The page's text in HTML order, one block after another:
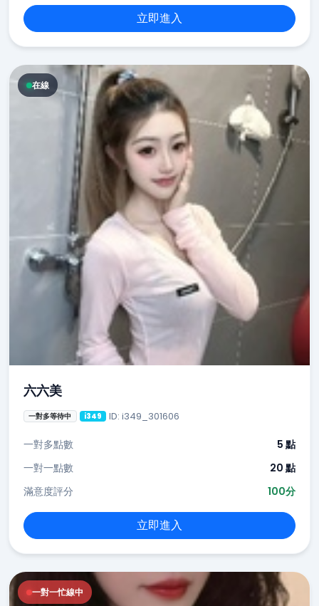
立即進入
在線
六六美
一對多等待中 i349 ID: i349_301606
一對多點數
5 點
一對一點數
20 點
滿意度評分
100分
立即進入
一對一忙線中